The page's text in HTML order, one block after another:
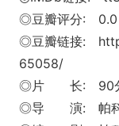
◎豆瓣评分: 0.0
◎豆瓣链接:
65058/
◎片 长: 90
◎导 演: 帕科·